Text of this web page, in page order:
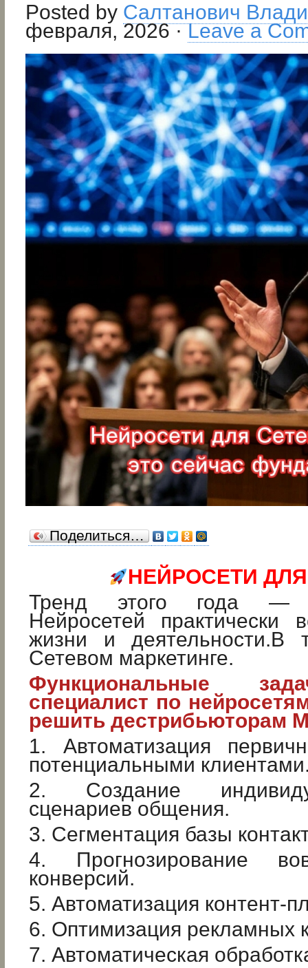
Posted by Салтанович
февраля, 2026 ·Leave a
Поделиться…
НЕЙРОСЕТИ
Тренд этого года —
Нейросетей практически
жизни и
Сетевом маркетинге.
Функциональные
специалист по
решить дестрибьюторам
1. Автоматизация
потенциальными
2. Создание
сценариев общения.
3. Сегментация базы
4. Прогнозирование
конверсий.
5. Автоматизация контент-
6. Оптимизация рекламных
7. Автоматическая